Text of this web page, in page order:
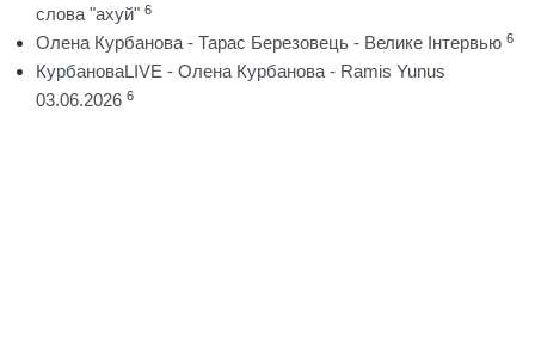
слова "ахуй" 6
Олена Курбанова - Тарас Березовець - Велике Інтервью 6
КурбановаLIVE - Олена Курбанова - Ramis Yunus
03.06.2026 6